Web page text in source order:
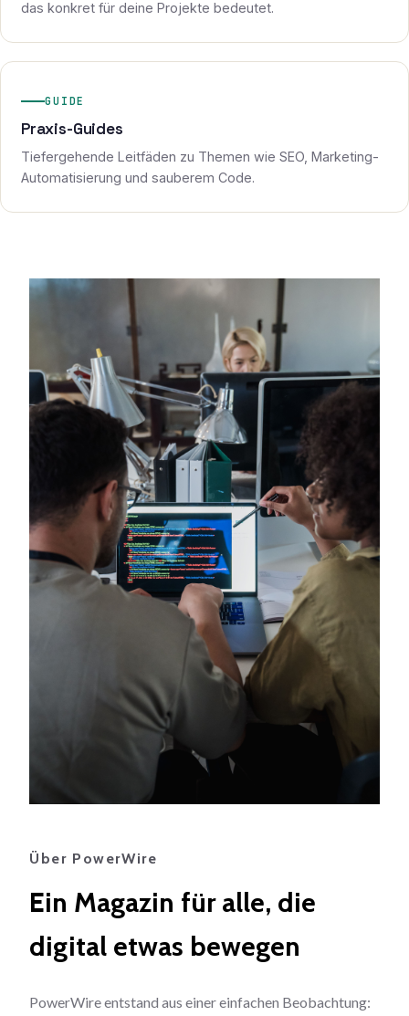
das konkret für deine Projekte bedeutet.
GUIDE
Praxis-Guides
Tiefergehende Leitfäden zu Themen wie SEO, Marketing-
Automatisierung und sauberem Code.
Über PowerWire
Ein Magazin für alle, die
digital etwas bewegen
PowerWire entstand aus einer einfachen Beobachtung: